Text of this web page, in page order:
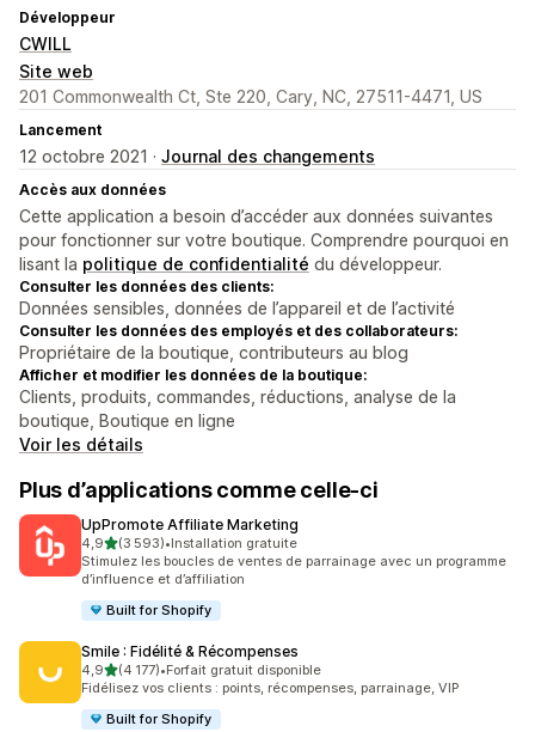
Développeur
CWILL
Site web
201 Commonwealth Ct, Ste 220, Cary, NC, 27511-4471, US
Lancement
12 octobre 2021 · Journal des changements
Accès aux données
Cette application a besoin d’accéder aux données suivantes
pour fonctionner sur votre boutique. Comprendre pourquoi en
lisant la politique de confidentialité du développeur.
Consulter les données des clients:
Données sensibles, données de l’appareil et de l’activité
Consulter les données des employés et des collaborateurs:
Propriétaire de la boutique, contributeurs au blog
Afficher et modifier les données de la boutique:
Clients, produits, commandes, réductions, analyse de la
boutique, Boutique en ligne
Voir les détails
Plus d’applications comme celle-ci
UpPromote Affiliate Marketing
4,9étoile(s) sur 5
(3 593)
3593 avis au total
•Installation gratuite
Stimulez les boucles de ventes de parrainage avec un programme
d’influence et d’affiliation
Built for Shopify
Smile : Fidélité & Récompenses
4,9étoile(s) sur 5
(4 177)
4177 avis au total
•Forfait gratuit disponible
Fidélisez vos clients : points, récompenses, parrainage, VIP
Built for Shopify